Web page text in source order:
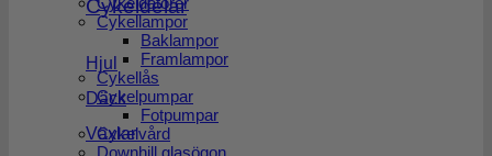
Cykeldelar
Hjul
Däck
Växlar
Cykellampor
Baklampor
Framlampor
Cykellås
Cykelpumpar
Fotpumpar
Cykelvård
Downhill glasögon